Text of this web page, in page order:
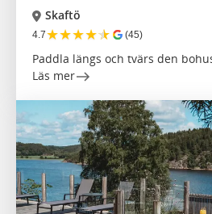
Skaftö
4.7★★★★★ (45)
Paddla längs och tvärs den
Läs mer